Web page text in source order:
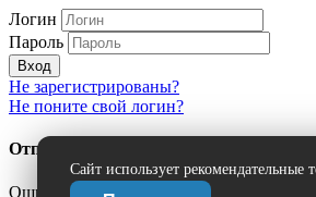
Сайт использует рекомендательные
Логин
Пароль
Вход
Не зарегистрированы?
Не поните свой логин?
Отправить сообщение об ошибке?
Ошибка: